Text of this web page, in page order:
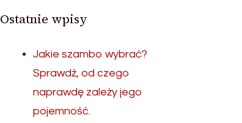
Ostatnie wpisy
Jakie szambo wybrać?
Sprawdź, od czego
naprawdę zależy jego
pojemność.